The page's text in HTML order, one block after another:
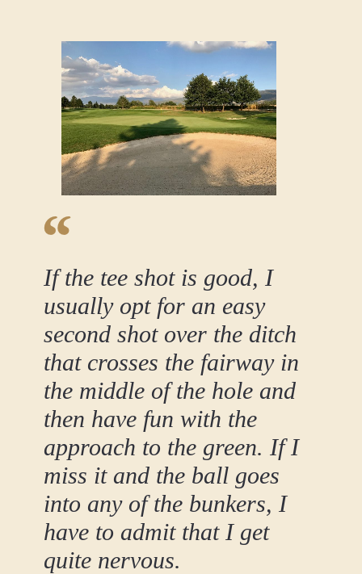
If the tee shot is good, I
usually opt for an easy
second shot over the ditch
that crosses the fairway in
the middle of the hole and
then have fun with the
approach to the green. If I
miss it and the ball goes
into any of the bunkers, I
have to admit that I get
quite nervous.